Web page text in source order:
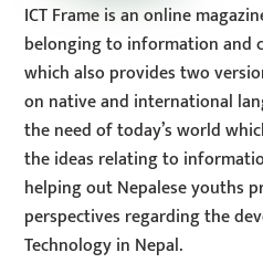
ICT Frame is an online
belonging to information and
which also provides two
on native and international
the need of today’s world
the ideas relating to
helping out Nepalese youths
perspectives regarding the
Technology in Nepal.